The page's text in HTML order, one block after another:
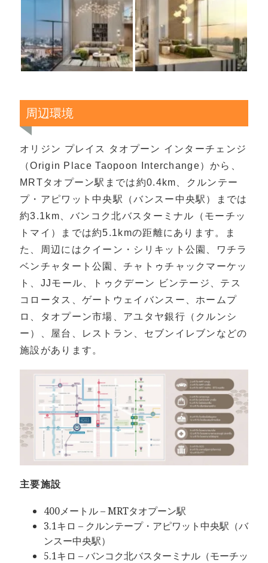
周辺環境
オリジン プレイス タオプーン インターチェンジ
（Origin Place Taopoon Interchange）から、
MRTタオプーン駅までは約0.4km、クルンテー
プ・アピワット中央駅（バンスー中央駅）までは
約3.1km、バンコク北バスターミナル（モーチッ
トマイ）までは約5.1kmの距離にあります。ま
た、周辺にはクイーン・シリキット公園、ワチラ
ベンチャタート公園、チャトゥチャックマーケッ
ト、JJモール、トゥクデーン ビンテージ、テス
コロータス、ゲートウェイバンスー、ホームプ
ロ、タオプーン市場、アユタヤ銀行（クルンシ
ー）、屋台、レストラン、セブンイレブンなどの
施設があります。
主要施設
400メートル – MRTタオプーン駅
3.1キロ – クルンテープ・アピワット中央駅（バ
ンスー中央駅）
5.1キロ – バンコク北バスターミナル（モーチッ